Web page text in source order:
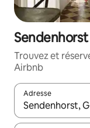
Trouvez et
Airbnb
Adresse
Lorsque les